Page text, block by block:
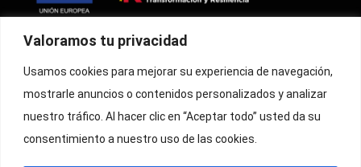
Valoramos tu privacidad
Usamos cookies para mejorar su experiencia de navegación,
mostrarle anuncios o contenidos personalizados y analizar
nuestro tráfico. Al hacer clic en “Aceptar todo” usted da su
consentimiento a nuestro uso de las cookies.
Oficina Técnica de Cribaje Región
Sanitaria de Girona
Teléfono:872 50 58 28
Inicio
Faqs